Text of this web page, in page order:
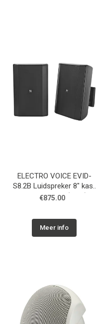
ELECTRO VOICE EVID-
S8.2B Luidspreker 8" kast
8 Ohm zwart, (Paar)
€875.00
Meer info